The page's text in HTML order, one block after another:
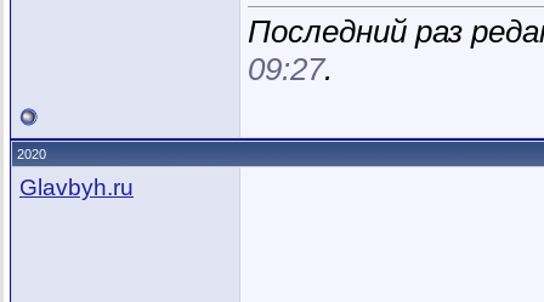
Последний раз
09:27.
2020
Glavbyh.ru